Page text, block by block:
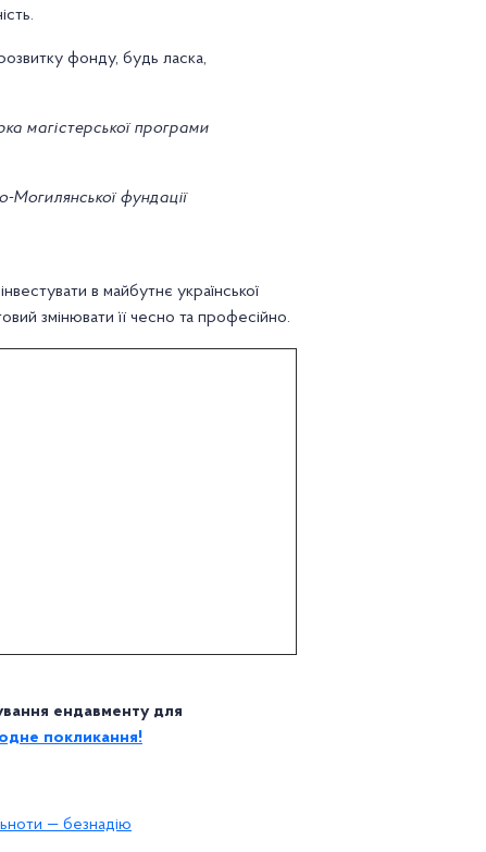
фонду, будь ласка,
магістерської програми
Могилянської фундації
в майбутнє української
змінювати її чесно та професійно.
ендавменту для
покликання!
— безнадію